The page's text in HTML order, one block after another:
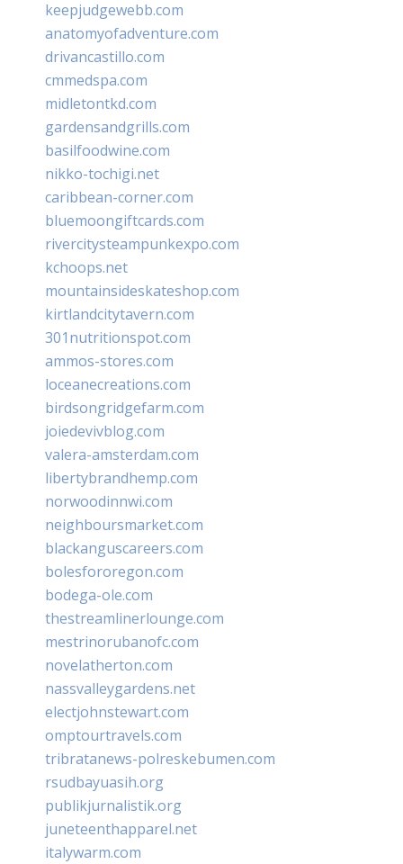
keepjudgewebb.com
anatomyofadventure.com
drivancastillo.com
cmmedspa.com
midletontkd.com
gardensandgrills.com
basilfoodwine.com
nikko-tochigi.net
caribbean-corner.com
bluemoongiftcards.com
rivercitysteampunkexpo.com
kchoops.net
mountainsideskateshop.com
kirtlandcitytavern.com
301nutritionspot.com
ammos-stores.com
loceanecreations.com
birdsongridgefarm.com
joiedevivblog.com
valera-amsterdam.com
libertybrandhemp.com
norwoodinnwi.com
neighboursmarket.com
blackanguscareers.com
bolesfororegon.com
bodega-ole.com
thestreamlinerlounge.com
mestrinorubanofc.com
novelatherton.com
nassvalleygardens.net
electjohnstewart.com
omptourtravels.com
tribratanews-polreskebumen.com
rsudbayuasih.org
publikjurnalistik.org
juneteenthapparel.net
italywarm.com